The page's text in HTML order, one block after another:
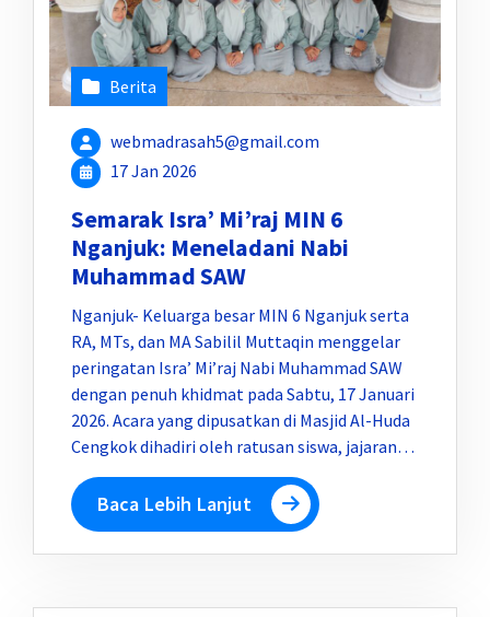
Berita
webmadrasah5@gmail.com
17 Jan 2026
Semarak Isra’ Mi’raj MIN 6
Nganjuk: Meneladani Nabi
Muhammad SAW
Nganjuk- Keluarga besar MIN 6 Nganjuk serta
RA, MTs, dan MA Sabilil Muttaqin menggelar
peringatan Isra’ Mi’raj Nabi Muhammad SAW
dengan penuh khidmat pada Sabtu, 17 Januari
2026. Acara yang dipusatkan di Masjid Al-Huda
Cengkok dihadiri oleh ratusan siswa, jajaran…
Baca Lebih Lanjut